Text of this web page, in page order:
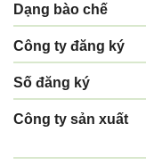
Dạng bào chế
Công ty đăng ký
Số đăng ký
Công ty sản xuất